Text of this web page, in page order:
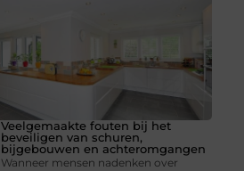
Veelgemaakte fouten bij het
beveiligen van schuren,
bijgebouwen en achteromgangen
Wanneer mensen nadenken over